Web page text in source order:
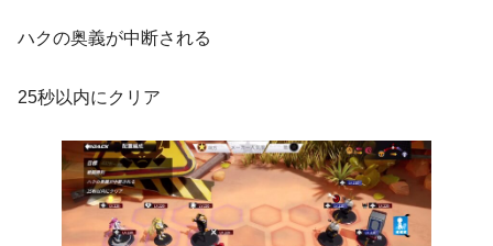
ハクの奥義が中断される
25秒以内にクリア